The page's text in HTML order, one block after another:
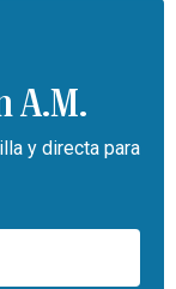
A.M.
y directa para